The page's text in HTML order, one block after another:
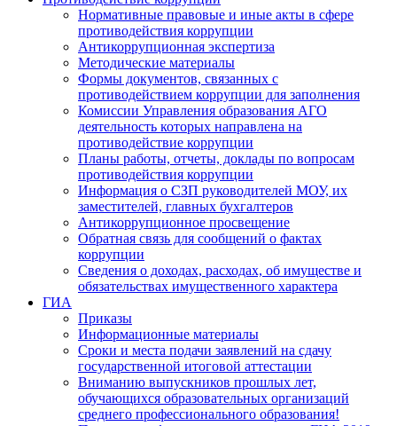
Нормативные правовые и иные акты в сфере
противодействия коррупции
Антикоррупционная экспертиза
Методические материалы
Формы документов, связанных с
противодействием коррупции для заполнения
Комиссии Управления образования АГО
деятельность которых направлена на
противодействие коррупции
Планы работы, отчеты, доклады по вопросам
противодействия коррупции
Информация о СЗП руководителей МОУ, их
заместителей, главных бухгалтеров
Антикоррупционное просвещение
Обратная связь для сообщений о фактах
коррупции
Сведения о доходах, расходах, об имуществе и
обязательствах имущественного характера
ГИА
Приказы
Информационные материалы
Сроки и места подачи заявлений на сдачу
государственной итоговой аттестации
Вниманию выпускников прошлых лет,
обучающихся образовательных организаций
среднего профессионального образования!